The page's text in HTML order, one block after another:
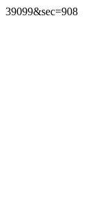
39099&sec=908